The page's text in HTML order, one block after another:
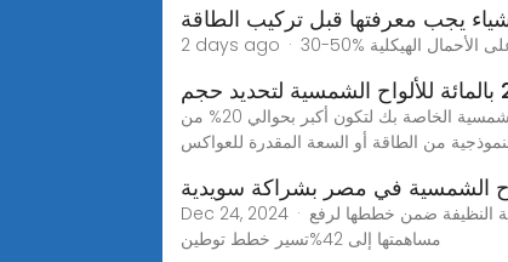
عند تحديد حجم نظام الألواح الشمسية، فإن قاعدة 20% هي إرشادات بسيطة ولكنها حاسمة. وهذا يعني تصميم مجموعة الطاقة الشمسية الخاصة بك لتكون أكبر بحوالي 20% من
الشمسية في مصر بشراكة سويدية
Dec 24, 2024 · تسير خطط توطين صناعة الألواح الشمسية في مصر بخطى سريعة، في إطار مساعي القاهرة لتأمين احتياجات مشروعاتها من الطاقة النظيفة ضمن خططها لرفع
مساهمتها إلى 42%تسير خطط توطين